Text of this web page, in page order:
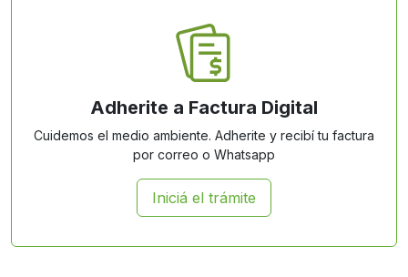
Adherite a Factura Digital
Cuidemos el medio ambiente. Adherite y recibí tu factura
por correo o Whatsapp
Iniciá el trámite